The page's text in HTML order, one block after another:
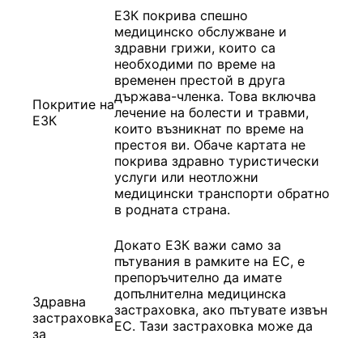
Покритие на
ЕЗК
ЕЗК покрива спешно
медицинско обслужване и
здравни грижи, които са
необходими по време на
временен престой в друга
държава-членка. Това включва
лечение на болести и травми,
които възникнат по време на
престоя ви. Обаче картата не
покрива здравно туристически
услуги или неотложни
медицински транспорти обратно
в родната страна.
Здравна
застраховка
за
Докато ЕЗК важи само за
пътувания в рамките на ЕС, е
препоръчително да имате
допълнителна медицинска
застраховка, ако пътувате извън
ЕС. Тази застраховка може да